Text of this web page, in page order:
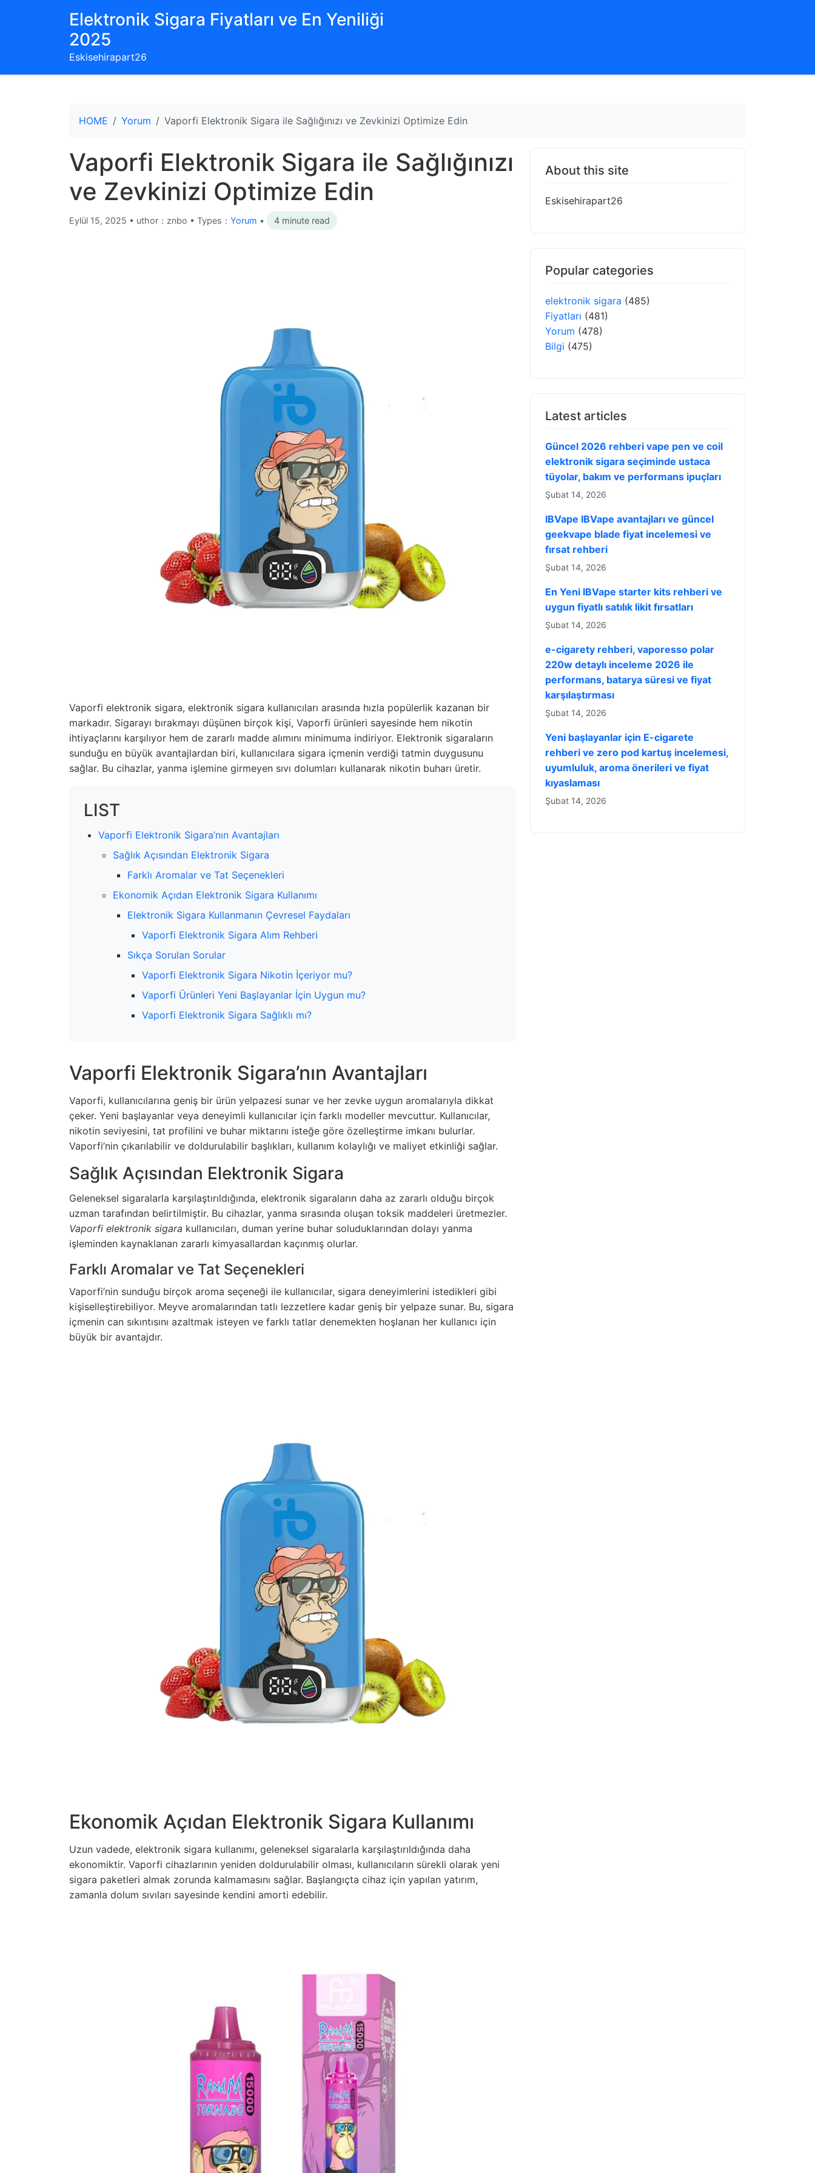
Elektronik Sigara Fiyatları ve En Yeniliği
2025
Eskisehirapart26
HOME Yorum Vaporfi Elektronik Sigara ile Sağlığınızı ve Zevkinizi Optimize Edin
Vaporfi Elektronik Sigara ile Sağlığınızı
ve Zevkinizi Optimize Edin
Eylül 15, 2025 • uthor：znbo • Types： Yorum • 4 minute read
Vaporfi elektronik sigara, elektronik sigara kullanıcıları arasında hızla popülerlik kazanan bir
markadır. Sigarayı bırakmayı düşünen birçok kişi, Vaporfi ürünleri sayesinde hem nikotin
ihtiyaçlarını karşılıyor hem de zararlı madde alımını minimuma indiriyor. Elektronik sigaraların
sunduğu en büyük avantajlardan biri, kullanıcılara sigara içmenin verdiği tatmin duygusunu
sağlar. Bu cihazlar, yanma işlemine girmeyen sıvı dolumları kullanarak nikotin buharı üretir.
LIST
Vaporfi Elektronik Sigara’nın Avantajları
Sağlık Açısından Elektronik Sigara
Farklı Aromalar ve Tat Seçenekleri
Ekonomik Açıdan Elektronik Sigara Kullanımı
Elektronik Sigara Kullanmanın Çevresel Faydaları
Vaporfi Elektronik Sigara Alım Rehberi
Sıkça Sorulan Sorular
Vaporfi Elektronik Sigara Nikotin İçeriyor mu?
Vaporfi Ürünleri Yeni Başlayanlar İçin Uygun mu?
Vaporfi Elektronik Sigara Sağlıklı mı?
Vaporfi Elektronik Sigara’nın Avantajları
Vaporfi, kullanıcılarına geniş bir ürün yelpazesi sunar ve her zevke uygun aromalarıyla dikkat
çeker. Yeni başlayanlar veya deneyimli kullanıcılar için farklı modeller mevcuttur. Kullanıcılar,
nikotin seviyesini, tat profilini ve buhar miktarını isteğe göre özelleştirme imkanı bulurlar.
Vaporfi’nin çıkarılabilir ve doldurulabilir başlıkları, kullanım kolaylığı ve maliyet etkinliği sağlar.
Sağlık Açısından Elektronik Sigara
Geleneksel sigaralarla karşılaştırıldığında, elektronik sigaraların daha az zararlı olduğu birçok
uzman tarafından belirtilmiştir. Bu cihazlar, yanma sırasında oluşan toksik maddeleri üretmezler.
Vaporfi elektronik sigara kullanıcıları, duman yerine buhar soluduklarından dolayı yanma
işleminden kaynaklanan zararlı kimyasallardan kaçınmış olurlar.
Farklı Aromalar ve Tat Seçenekleri
Vaporfi’nin sunduğu birçok aroma seçeneği ile kullanıcılar, sigara deneyimlerini istedikleri gibi
kişiselleştirebiliyor. Meyve aromalarından tatlı lezzetlere kadar geniş bir yelpaze sunar. Bu, sigara
içmenin can sıkıntısını azaltmak isteyen ve farklı tatlar denemekten hoşlanan her kullanıcı için
büyük bir avantajdır.
Ekonomik Açıdan Elektronik Sigara Kullanımı
Uzun vadede, elektronik sigara kullanımı, geleneksel sigaralarla karşılaştırıldığında daha
ekonomiktir. Vaporfi cihazlarının yeniden doldurulabilir olması, kullanıcıların sürekli olarak yeni
sigara paketleri almak zorunda kalmamasını sağlar. Başlangıçta cihaz için yapılan yatırım,
zamanla dolum sıvıları sayesinde kendini amorti edebilir.
About this site
Eskisehirapart26
Popular categories
elektronik sigara (485)
Fiyatları (481)
Yorum (478)
Bilgi (475)
Latest articles
Güncel 2026 rehberi vape pen ve coil
elektronik sigara seçiminde ustaca
tüyolar, bakım ve performans ipuçları
Şubat 14, 2026
IBVape IBVape avantajları ve güncel
geekvape blade fiyat incelemesi ve
fırsat rehberi
Şubat 14, 2026
En Yeni IBVape starter kits rehberi ve
uygun fiyatlı satılık likit fırsatları
Şubat 14, 2026
e-cigarety rehberi, vaporesso polar
220w detaylı inceleme 2026 ile
performans, batarya süresi ve fiyat
karşılaştırması
Şubat 14, 2026
Yeni başlayanlar için E-cigarete
rehberi ve zero pod kartuş incelemesi,
uyumluluk, aroma önerileri ve fiyat
kıyaslaması
Şubat 14, 2026